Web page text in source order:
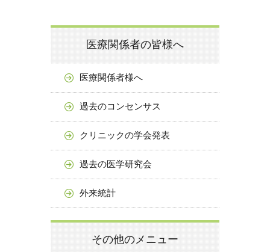
医療関係者の皆様へ
医療関係者様へ
過去のコンセンサス
クリニックの学会発表
過去の医学研究会
外来統計
その他のメニュー